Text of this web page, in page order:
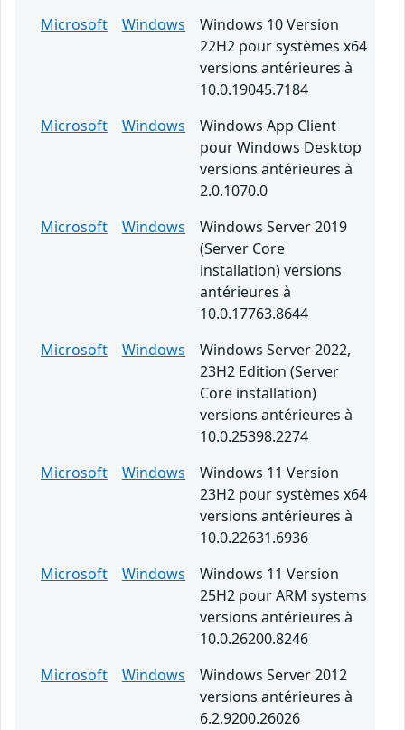
Microsoft
Windows
Windows 10 Version
22H2 pour systèmes x64
versions antérieures à
10.0.19045.7184
Microsoft
Windows
Windows App Client
pour Windows Desktop
versions antérieures à
2.0.1070.0
Microsoft
Windows
Windows Server 2019
(Server Core
installation) versions
antérieures à
10.0.17763.8644
Microsoft
Windows
Windows Server 2022,
23H2 Edition (Server
Core installation)
versions antérieures à
10.0.25398.2274
Microsoft
Windows
Windows 11 Version
23H2 pour systèmes x64
versions antérieures à
10.0.22631.6936
Microsoft
Windows
Windows 11 Version
25H2 pour ARM systems
versions antérieures à
10.0.26200.8246
Microsoft
Windows
Windows Server 2012
versions antérieures à
6.2.9200.26026